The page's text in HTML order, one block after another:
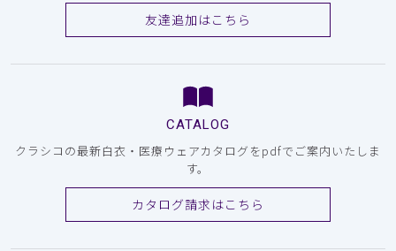
友達追加はこちら
CATALOG
クラシコの最新白衣・医療ウェアカタログをpdfでご案内いたしま
す。
カタログ請求はこちら